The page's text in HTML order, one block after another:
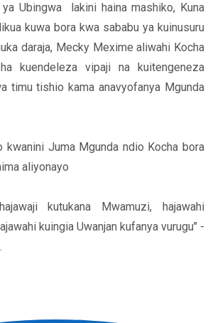
ya Ubingwa lakini haina mashiko, Kuna
kuwa bora kwa sababu ya kuinusuru
daraja, Mecky Mexime aliwahi Kocha
kuendeleza vipaji na kuitengeneza
timu tishio kama anavyofanya Mgunda
kwanini Juma Mgunda ndio Kocha bora
aliyonayo
kutukana Mwamuzi, hajawahi
kuingia Uwanjan kufanya vurugu" -